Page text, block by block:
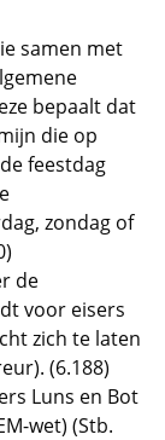
samen met
bepaalt dat
die op
feestdag
zondag of
de
voor eisers
zich te laten
(6.188)
Luns en Bot
wet) (Stb.